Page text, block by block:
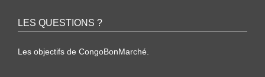
LES QUESTIONS ?
Les objectifs de CongoBonMarché.